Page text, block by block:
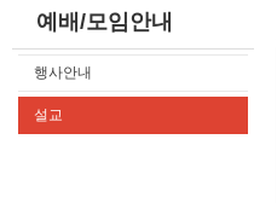
예배/모임안내
행사안내
설교